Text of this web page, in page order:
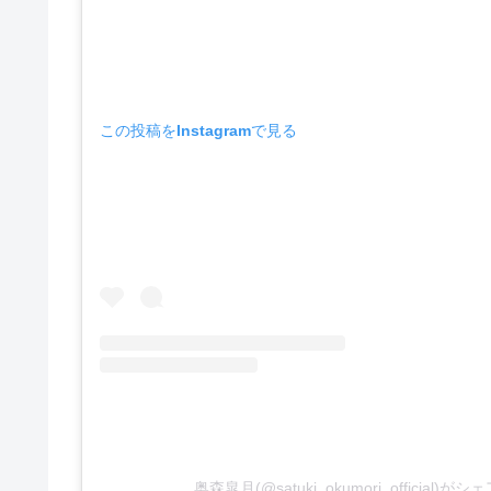
この投稿をInstagramで見る
奥森皐月(@satuki_okumori_official)がシェ